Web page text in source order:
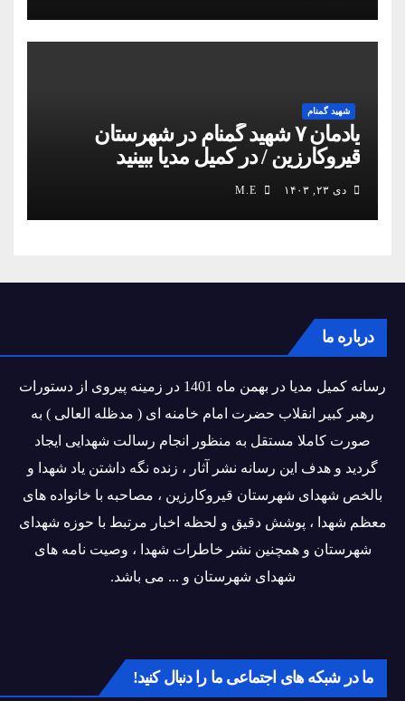
شهید گمنام
یادمان ۷ شهید گمنام در شهرستان
قیروکارزین / در کمیل مدیا ببینید
دی ۲۳, ۱۴۰۳
درباره ما
رسانه کمیل مدیا در بهمن ماه 1401 در زمینه پیروی از دستورات
رهبر کبیر انقلاب حضرت امام خامنه ای ( مدظله العالی ) به
صورت کاملا مستقل به منظور انجام رسالت شهدایی ایجاد
گردید و هدف این رسانه نشر آثار ، زنده نگه داشتن یاد شهدا و
بالخص شهدای شهرستان قیروکارزین ، مصاحبه با خانواده های
معظم شهدا ، پوشش دقیق و لحظه اخبار مرتبط با حوزه شهدای
شهرستان و همچنین نشر خاطرات شهدا ، وصیت نامه های
شهدای شهرستان و ... می باشد.
ما در شبکه های اجتماعی ما را دنبال کنید!